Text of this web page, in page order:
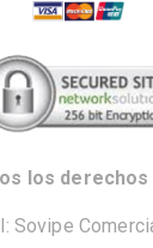
los
Sovipe